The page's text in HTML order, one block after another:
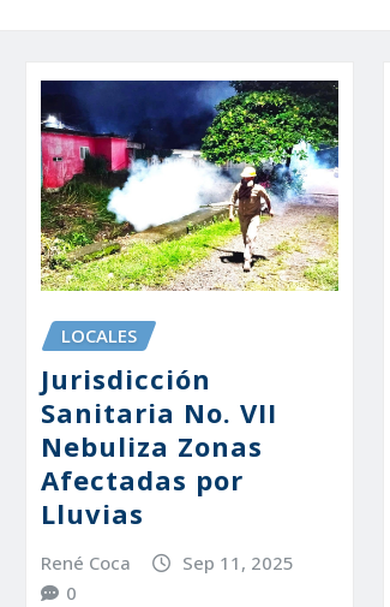
LOCALES
Jurisdicción
Sanitaria No. VII
Nebuliza Zonas
Afectadas por
Lluvias
René Coca
Sep 11, 2025
0